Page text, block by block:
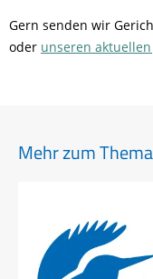
Gern senden wir
oder unseren
Mehr zum Thema